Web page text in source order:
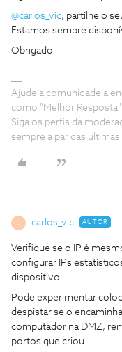
@carlos_vic, partilhe o
Estamos sempre
Obrigado
Ajude a comunidade a
como "Melhor
Siga os perfis da
sempre a par das
C carlos_vic AUTOR
Verifique se o IP é
configurar IPs
dispositivo.
Pode experimentar
despistar se o
computador na DMZ,
portos que criou.